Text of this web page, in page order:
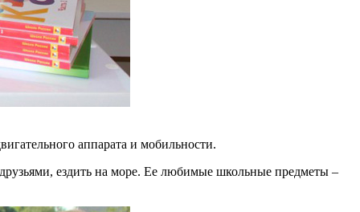
аппарата и мобильности.
ездить на море. Ее любимые школьные предметы –